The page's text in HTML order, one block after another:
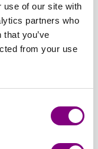
use of our site with
partners who
you’ve
from your use
-